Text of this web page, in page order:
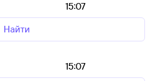
15:07
Найти
15:07